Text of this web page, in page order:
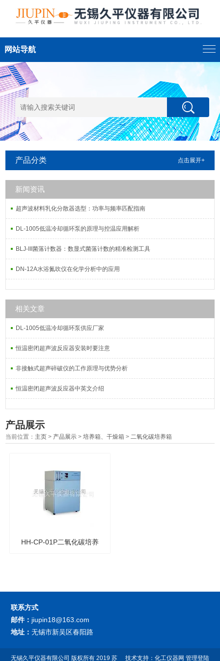
网站导航
产品分类 点击展开+
新闻资讯
超声波材料乳化分散器选型：功率与频率匹配指南
DL-1005低温冷却循环泵的原理与控温应用解析
BLJ-III菌落计数器：数显式菌落计数的精准检测工具
DN-12A水浴氮吹仪在化学分析中的应用
相关文章
DL-1005低温冷却循环泵供应厂家
恒温密闭超声波反应器安装时要注意
非接触式超声碎破仪的工作原理与优势分析
恒温密闭超声波反应器中英文介绍
产品展示
当前位置： 主页 > 产品展示 >培养箱、干燥箱 >二氧化碳培养箱
HH-CP-01P二氧化碳培养
联系方式
邮件： jiupin18@163.com
地址：无锡市新吴区春阳路
技术支持： 化工仪器网 管理登陆
无锡久平仪器有限公司 版权所有 2019苏